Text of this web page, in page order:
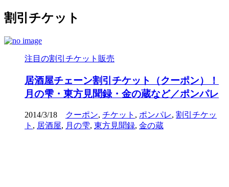
割引チケット
注目の割引チケット販売
居酒屋チェーン割引チケット（クーポン）！
月の雫・東方見聞録・金の蔵など／ポンパレ
2014/3/18 クーポン, チケット , ポンパレ, 割引チケッ
ト , 居酒屋, 月の雫, 東方見聞録, 金の蔵